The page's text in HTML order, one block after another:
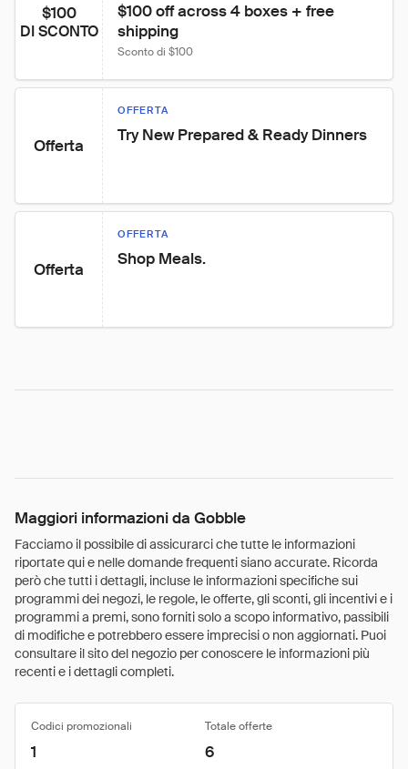
$100
DI SCONTO
$100 off across 4 boxes + free
shipping
Sconto di $100
Offerta
OFFERTA
Try New Prepared & Ready Dinners
Offerta
OFFERTA
Shop Meals.
Maggiori informazioni da Gobble
Facciamo il possibile di assicurarci che tutte le informazioni
riportate qui e nelle domande frequenti siano accurate. Ricorda
però che tutti i dettagli, incluse le informazioni specifiche sui
programmi dei negozi, le regole, le offerte, gli sconti, gli incentivi e i
programmi a premi, sono forniti solo a scopo informativo, passibili
di modifiche e potrebbero essere imprecisi o non aggiornati. Puoi
consultare il sito del negozio per conoscere le informazioni più
recenti e i dettagli completi.
Codici promozionali Totale offerte
1 6